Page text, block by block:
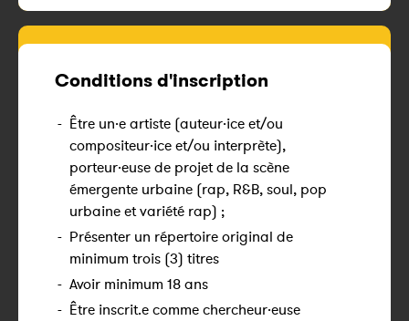
Conditions d'inscription
- Être un·e artiste (auteur·ice et/ou
compositeur·ice et/ou interprète),
porteur·euse de projet de la scène
émergente urbaine (rap, R&B, soul, pop
urbaine et variété rap) ;
- Présenter un répertoire original de
minimum trois (3) titres
- Avoir minimum 18 ans
- Être inscrit.e comme chercheur·euse